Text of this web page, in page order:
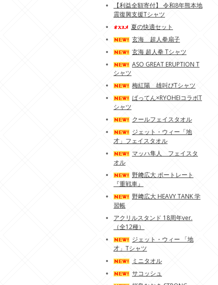
【利益全額寄付】 令和8年熊本地
震復興支援Tシャツ
夏の快適セット
玄海 超人拳扇子
玄海 超人拳 Tシャツ
ASO GREAT ERUPTION T
シャツ
梅紅陽 雄叫びTシャツ
ばってん×RYOHEIコラボT
シャツ
クールフェイスタオル
ジェット・ウィー「地
才」フェイスタオル
マッハ隼人 フェイスタ
オル
野﨑広大 ポートレート
『重戦車』
野﨑広大 HEAVY TANK 学
習帳
アクリルスタンド 18周年ver.
（全12種）
ジェット・ウィー 「地
才」Tシャツ
ミニタオル
サコッシュ